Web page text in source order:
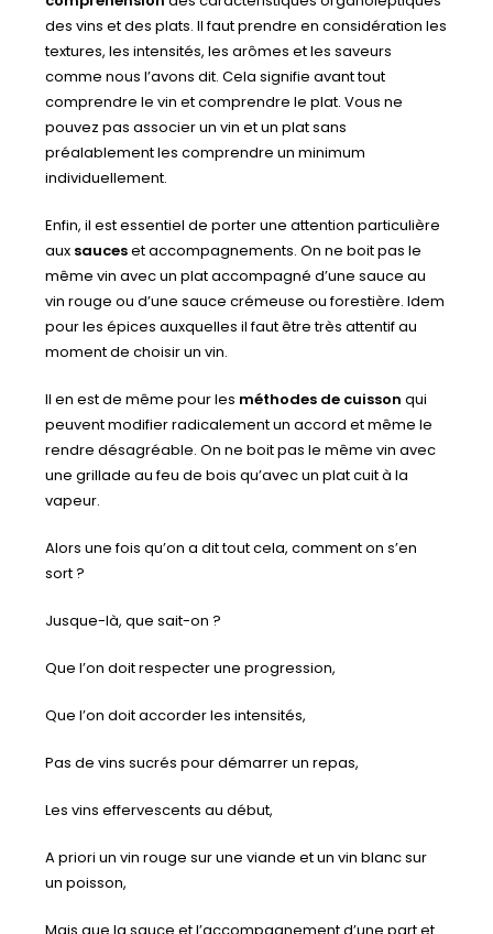
des vins et des plats. Il faut prendre en considération les
textures, les intensités, les arômes et les saveurs
comme nous l’avons dit. Cela signifie avant tout
comprendre le vin et comprendre le plat. Vous ne
pouvez pas associer un vin et un plat sans
préalablement les comprendre un minimum
individuellement.
Enfin, il est essentiel de porter une attention particulière
aux sauceset accompagnements. On ne boit pas le
même vin avec un plat accompagné d’une sauce au
vin rouge ou d’une sauce crémeuse ou forestière. Idem
pour les épices auxquelles il faut être très attentif au
moment de choisir un vin.
Il en est de même pour les méthodes de cuisson qui
peuvent modifier radicalement un accord et même le
rendre désagréable. On ne boit pas le même vin avec
une grillade au feu de bois qu’avec un plat cuit à la
vapeur.
Alors une fois qu’on a dit tout cela, comment on s’en
sort ?
Jusque-là, que sait-on ?
Que l’on doit respecter une progression,
Que l’on doit accorder les intensités,
Pas de vins sucrés pour démarrer un repas,
Les vins effervescents au début,
A priori un vin rouge sur une viande et un vin blanc sur
un poisson,
Mais que la sauce et l’accompagnement d’une part et